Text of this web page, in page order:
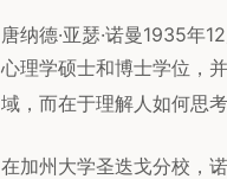
唐纳德·亚瑟·诺曼1935年
心理学硕士和博士学位，
域，而在于理解人如何思
在加州大学圣迭戈分校，